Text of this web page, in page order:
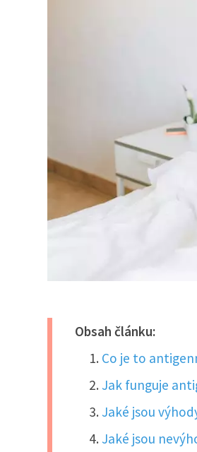
Obsah článku:
Co je to
Jak funguje
Jaké jsou
Jaké jsou